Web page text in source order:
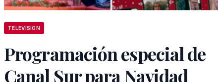
TELEVISION
Programación especial de
Canal Sur para Navidad